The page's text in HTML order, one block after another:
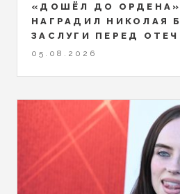
«ДОШЁЛ ДО
НАГРАДИЛ НИКОЛАЯ
ЗАСЛУГИ ПЕРЕД
05.08.2026